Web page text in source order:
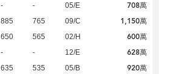
- - 05/E 708萬
885 765 09/C 1,150萬
650 565 02/H 600萬
- - 12/E 628萬
635 535 05/B 920萬